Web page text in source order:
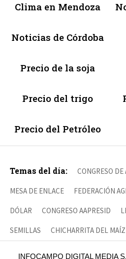
Clima en Mendoza
Noticias de Córdoba
Precio de la soja
Precio del trigo
Precio del Petróleo
Temas del día: CONGRESO DE
MESA DE ENLACE FEDERACIÓN
DÓLAR CONGRESO AAPRESID
SEMILLAS CHICHARRITA DEL MAÍZ
INFOCAMPO DIGITAL MEDIA